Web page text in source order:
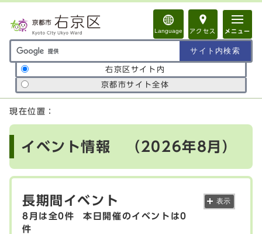
Language アクセス メニュー
サイト内検索の範囲
右京区サイト内
京都市サイト全体
ここから本文です
現在位置：
イベント情報 （2026年8月）
長期間イベント
8月は全0件
本日開催のイベントは0
件
表示